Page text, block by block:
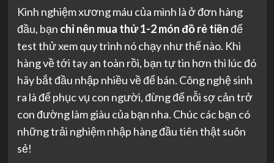
Kinh nghiệm xương máu của mình là ở đơn hàng
đầu, bạn chỉ nên mua thử 1-2 món đồ rẻ tiềnđể
test thử xem quy trình nó chạy như thế nào. Khi
hàng về tới tay an toàn rồi, bạn tự tin hơn thì lúc đó
hãy bắt đầu nhập nhiều về để bán. Công nghệ sinh
ra là để phục vụ con người, đừng để nỗi sợ cản trở
con đường làm giàu của bạn nha. Chúc các bạn có
những trải nghiệm nhập hàng đầu tiên thật suôn
sẻ!